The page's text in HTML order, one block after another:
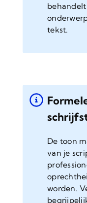
tekst.
De toon
van je
worden.